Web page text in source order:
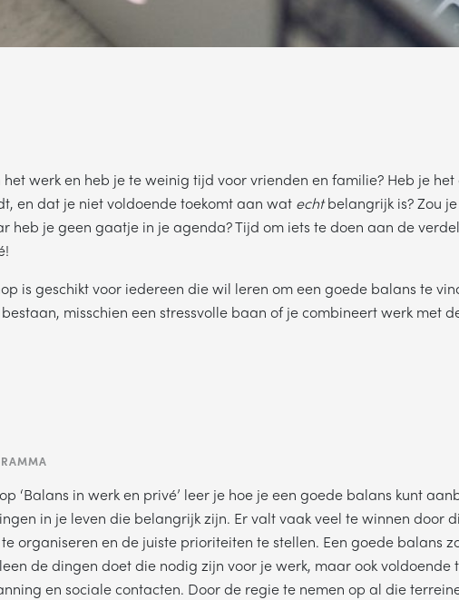
het werk en heb je te weinig tijd voor vrienden en familie? Heb je
en dat je niet voldoende toekomt aan wat echtbelangrijk is? Zou
heb je geen gaatje in je agenda? Tijd om iets te doen aan de
is geschikt voor iedereen die wil leren om een goede balans te
misschien een stressvolle baan of je combineert werk met
‘Balans in werk en privé’ leer je hoe je een goede balans kunt
in je leven die belangrijk zijn. Er valt vaak veel te winnen door
organiseren en de juiste prioriteiten te stellen. Een goede balans
de dingen doet die nodig zijn voor je werk, maar ook voldoende
en sociale contacten. Door de regie te nemen op al die
Plan een belafspraak